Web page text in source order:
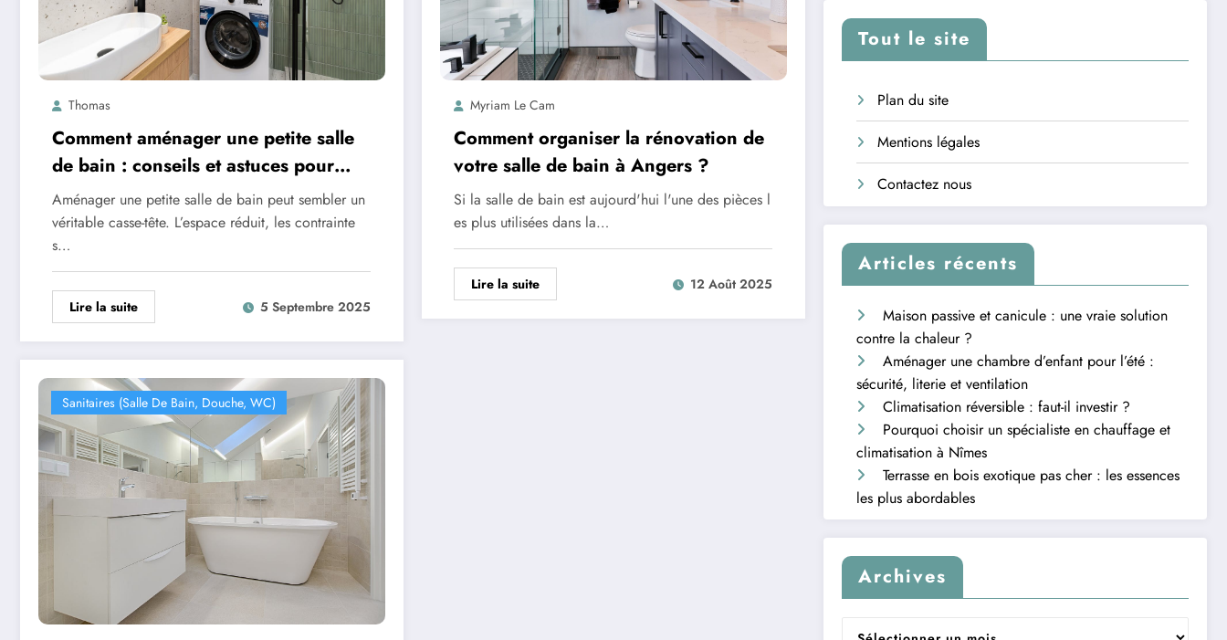
Thomas
Comment aménager une petite salle
de bain : conseils et astuces pour
optimiser l’espace
Aménager une petite salle de bain peut sembler un
véritable casse-tête. L’espace réduit, les contrainte
s…
Lire la suite 5 Septembre 2025
Myriam Le Cam
Comment organiser la rénovation de
votre salle de bain à Angers ?
Si la salle de bain est aujourd'hui l'une des pièces l
es plus utilisées dans la…
Lire la suite 12 Août 2025
Sanitaires (salle De Bain, Douche, WC)
Tout le site
Plan du site
Mentions légales
Contactez nous
Articles récents
Maison passive et canicule : une vraie solution
contre la chaleur ?
Aménager une chambre d’enfant pour l’été :
sécurité, literie et ventilation
Climatisation réversible : faut-il investir ?
Pourquoi choisir un spécialiste en chauffage et
climatisation à Nîmes
Terrasse en bois exotique pas cher : les essences
les plus abordables
Archives
Archives